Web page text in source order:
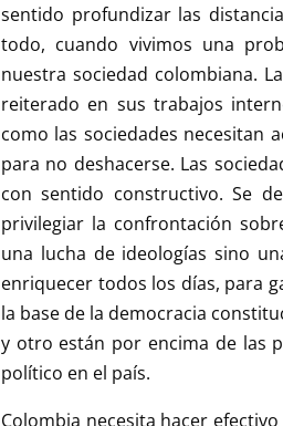
sentido profundizar las
todo, cuando vivimos una
nuestra sociedad colombiana.
reiterado en sus trabajos
como las sociedades necesitan
para no deshacerse. Las
con sentido constructivo. Se
privilegiar la confrontación
una lucha de ideologías sino
enriquecer todos los días, para
la base de la democracia
y otro están por encima de las
político en el país.
Colombia necesita hacer